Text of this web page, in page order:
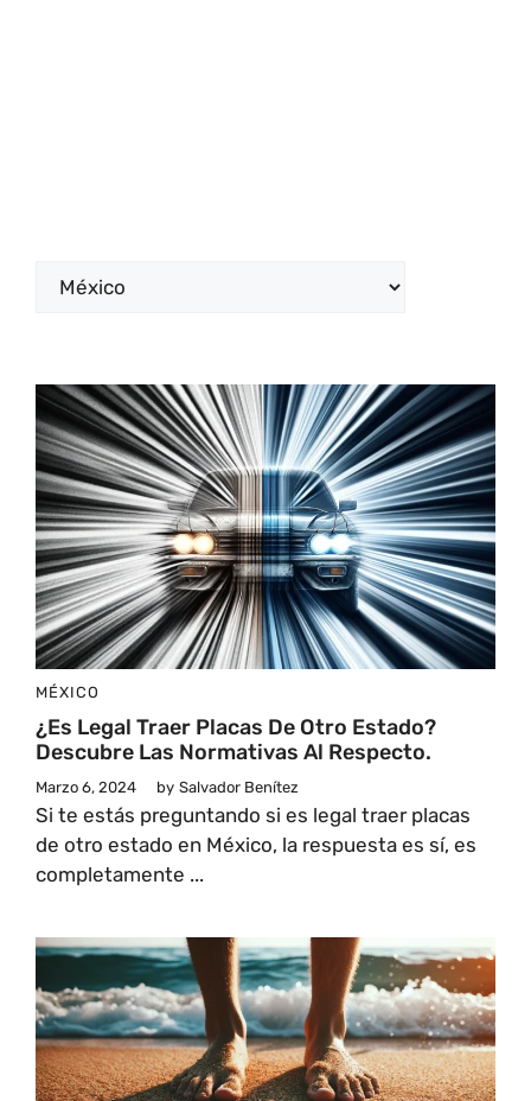
Categorías
MÉXICO
¿Es Legal Traer Placas De Otro Estado?
Descubre Las Normativas Al Respecto.
Marzo 6, 2024 by Salvador Benítez
Si te estás preguntando si es legal traer placas
de otro estado en México, la respuesta es sí, es
completamente ...